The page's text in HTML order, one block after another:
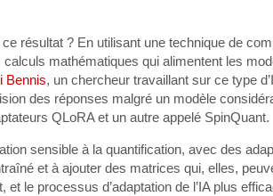
résultat ? En utilisant une technique de
mathématiques qui alimentent les
Bennis, un chercheur travaillant sur ce type
des réponses malgré un modèle
QLoRA et un autre appelé SpinQuant.
sensible à la quantification, avec des
et à ajouter des matrices qui, elles,
le processus d’adaptation de l’IA plus